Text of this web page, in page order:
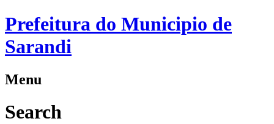
Prefeitura do Municipio de
Sarandi
Menu
Search